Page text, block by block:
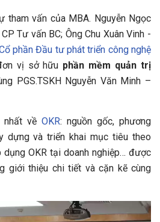
vấn của MBA. Nguyễn Ngọc
Tư vấn BC; Ông Chu Xuân Vinh -
phần Đầu tư phát triển công nghệ
vị sở hữu phần mềm quản trị
PGS.TSKH Nguyễn Văn Minh –
nhất về OKR: nguồn gốc, phương
dựng và triển khai mục tiêu theo
dụng OKR tại doanh nghiệp… được
giới thiệu chi tiết và cặn kẽ cùng